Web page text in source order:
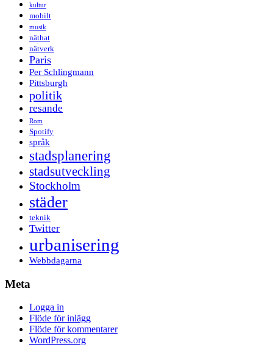
kultur
mobilt
musik
näthat
nätverk
Paris
Per Schlingmann
Pittsburgh
politik
resande
Rom
Spotify
språk
stadsplanering
stadsutveckling
Stockholm
städer
teknik
Twitter
urbanisering
Webbdagarna
Meta
Logga in
Flöde för inlägg
Flöde för kommentarer
WordPress.org